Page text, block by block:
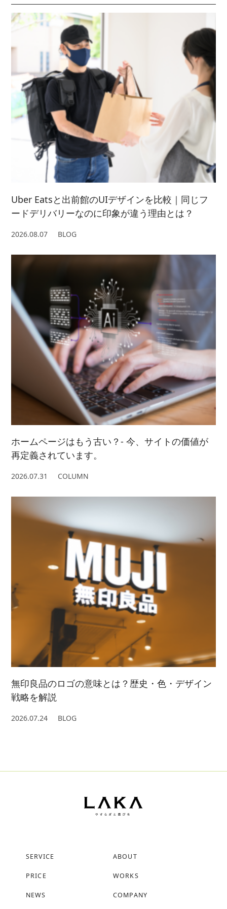
2025/ 2 (5)
2025/ 1 (4)
2024/ 3 (5)
2024/ 2 (4)
2024/ 1 (5)
2023/ 5 (2)
2023/ 4 (3)
2023/ 3 (3)
2023/ 2 (2)
2023/ 1 (3)
2022/ 7 (5)
2022/ 6 (4)
2022/ 5 (5)
2022/ 4 (7)
2022/ 3 (4)
2022/ 2 (5)
2022/ 1 (5)
2021/ 8 (3)
2021/ 7 (7)
2021/ 6 (5)
2021/ 5 (4)
2021/ 4 (7)
2021/ 3 (2)
2021/ 2 (4)
Uber Eatsと出前館のUIデザインを比較｜同じフ
ードデリバリーなのに印象が違う理由とは？
2026.08.07 BLOG
ホームページはもう古い？- 今、サイトの価値が
再定義されています。
2026.07.31 COLUMN
無印良品のロゴの意味とは？歴史・色・デザイン
戦略を解説
2026.07.24 BLOG
SERVICE ABOUT
PRICE WORKS
NEWS COMPANY